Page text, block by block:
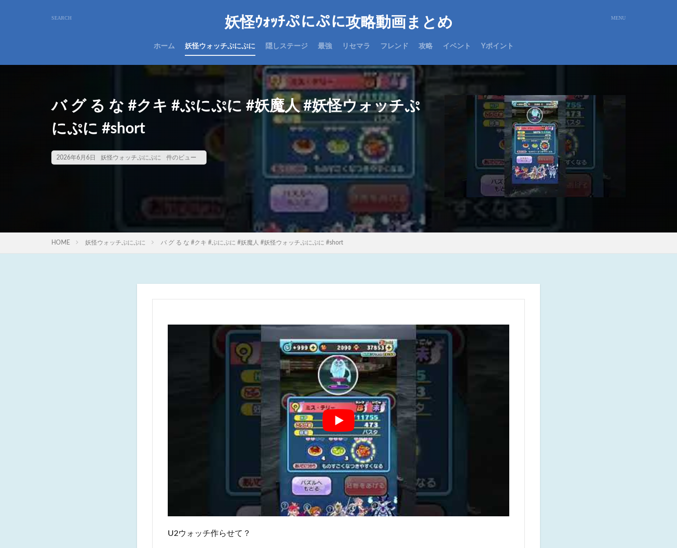
妖怪ｳｫｯﾁぷにぷに攻略動画まとめ
ホーム 妖怪ウォッチぷにぷに 隠しステージ 最強 リセマラ フレンド 攻略 イベント Yポイント
バ グ る な #クキ #ぷにぷに #妖魔人 #妖怪ウォッチぷ
にぷに #short
2026年6月6日 妖怪ウォッチぷにぷに 件のビュー
HOME 妖怪ウォッチぷにぷに バ グ る な #クキ #ぷにぷに #妖魔人 #妖怪ウォッチぷにぷに #short
U2ウォッチ作らせて？